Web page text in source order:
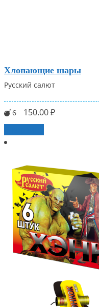
Хлопающие шары
Русский салют
6 150.00₽